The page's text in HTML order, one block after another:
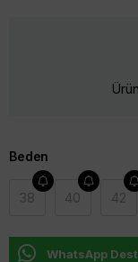
Beden
38 40 42
WhatsApp